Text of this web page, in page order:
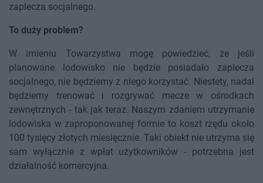
zaplecza socjalnego.
To duży problem?
W imieniu Towarzystwa mogę powiedzieć, że jeśli
planowane lodowisko nie będzie posiadało zaplecza
socjalnego, nie będziemy z niego korzystać. Niestety, nadal
będziemy trenować i rozgrywać mecze w ośrodkach
zewnętrznych - tak jak teraz. Naszym zdaniem utrzymanie
lodowiska w zaproponowanej formie to koszt rzędu około
100 tysięcy złotych miesięcznie. Taki obiekt nie utrzyma się
sam wyłącznie z wpłat użytkowników - potrzebna jest
działalność komercyjna.